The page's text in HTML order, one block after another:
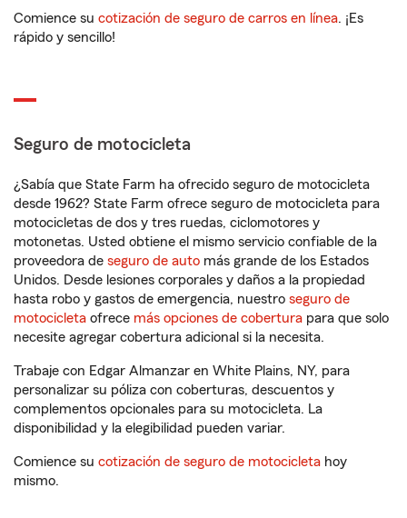
Comience su cotización de seguro de carros en línea. ¡Es
rápido y sencillo!
Seguro de motocicleta
¿Sabía que State Farm ha ofrecido seguro de motocicleta
desde 1962? State Farm ofrece seguro de motocicleta para
motocicletas de dos y tres ruedas, ciclomotores y
motonetas. Usted obtiene el mismo servicio confiable de la
proveedora de seguro de auto más grande de los Estados
Unidos. Desde lesiones corporales y daños a la propiedad
hasta robo y gastos de emergencia, nuestro seguro de
motocicleta ofrece más opciones de cobertura para que solo
necesite agregar cobertura adicional si la necesita.
Trabaje con Edgar Almanzar en White Plains, NY, para
personalizar su póliza con coberturas, descuentos y
complementos opcionales para su motocicleta. La
disponibilidad y la elegibilidad pueden variar.
Comience su cotización de seguro de motocicleta hoy
mismo.